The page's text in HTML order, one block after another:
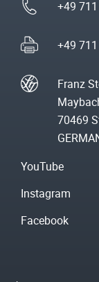
+49
+49
Franz
70469
YouTube
Instagram
Facebook